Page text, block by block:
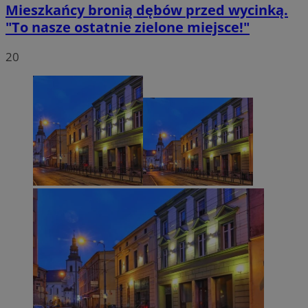
Mieszkańcy bronią dębów przed wycinką.
"To nasze ostatnie zielone miejsce!"
20